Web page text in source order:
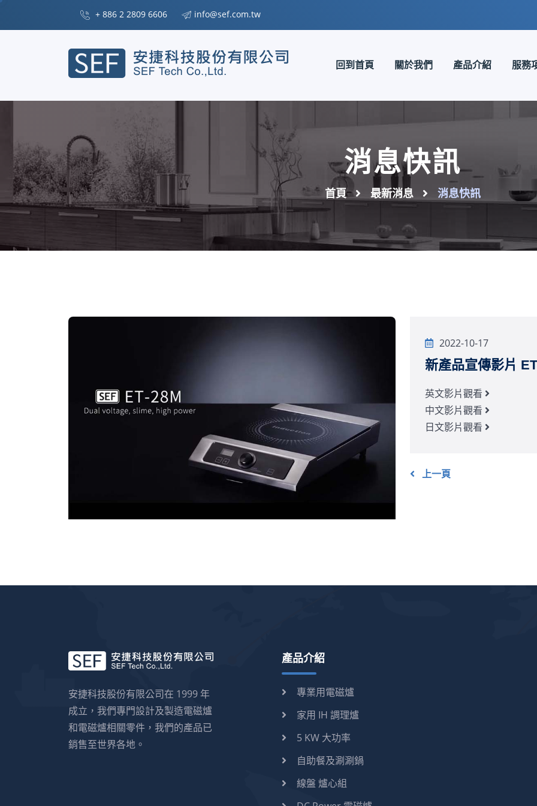
+ 886 2 2809 6606 info@sef.com.tw
回到首頁 關於我們 產品介紹 服務
消息快訊
首頁 最新消息 消息快訊
2022-10-17
新產品宣傳影片
英文影片觀看
中文影片觀看
日文影片觀看
上一頁
安捷科技股份有限公司在 1999 年
成立，我們專門設計及製造電磁爐
和電磁爐相關零件，我們的產品已
銷售至世界各地。
產品介紹
專業用電磁爐
家用 IH 調理爐
5 KW 大功率
自助餐及涮涮鍋
線盤 爐心組